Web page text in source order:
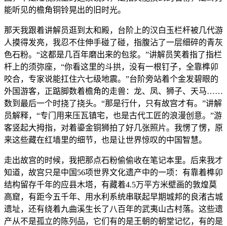
能听见的檐角铜铃晃出的旧时光。
那天我跟着讲解员逛到太和殿，台阶上的汉白玉栏杆被几代游
人摸得发亮，我忍不住伸手碰了碰，指腹沾了一层细碎的青灰
色石粉。“这都是几百年磨出来的包浆。”讲解员笑着指了指栏
杆上的须弥座，“你看这里的斗拱，没有一根钉子，全靠榫卯
咬合，专家说能扛住六七级地震。”台阶旁站着个金发碧眼的
外国游客，正踮脚数着檐角的走兽：龙、凤、狮子、天马……
数到最后一个时挠了挠头。“那是行什，只有故宫才有。”讲解
员解释，“专门用来压瓦镇宅，也是古代工匠的浪漫创意。”游
客竖起大拇指，对着鎏金铜狮拍了好几张照片。我愣了愣，原
来这些藏在红墙里的细节，也是让世界惊叹的中国智慧。
走出故宫的时候，我把那点石粉偷偷收在笔记本里。后来我才
知道，故宫只是中国56项世界文化遗产中的一项：有靠着榫卯
结构留存千年的应县木塔，有藏着4.5万平方米壁画的敦煌莫
高窟，有距今五千年、用水利系统串联起早期城邦的良渚古城
遗址，还有绕着九曲溪生长了八百年的武夷山古村落。这些遗
产从不是孤立的陈列品，它们有的是王朝的朝堂记忆，有的是